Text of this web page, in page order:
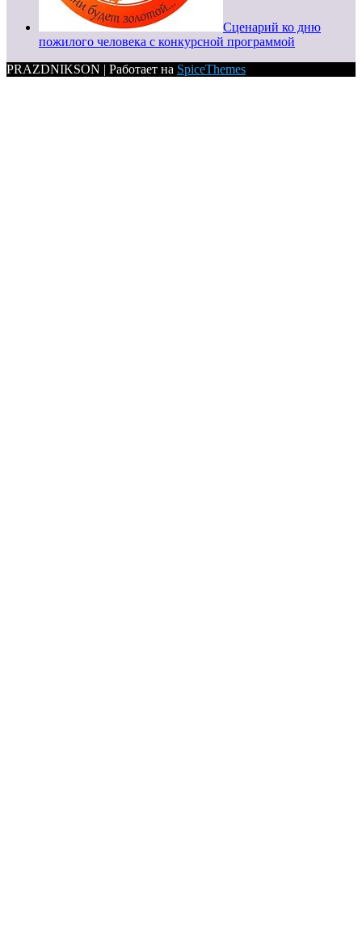
Сценарий ко дню
пожилого человека с конкурсной программой
PRAZDNIKSON | Работает на SpiceThemes